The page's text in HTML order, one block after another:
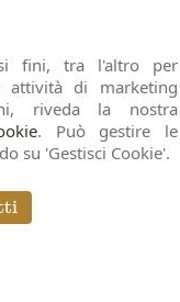
fini, tra l'altro per
di marketing
riveda la nostra
. Può gestire le
su 'Gestisci Cookie'.
- T/F
Bologna- T.
Online
riservati | P.IVA